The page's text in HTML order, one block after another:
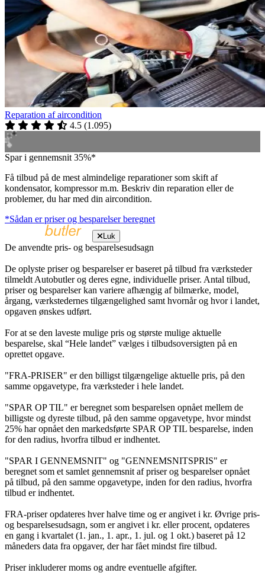
Reparation af aircondition
4.5 (1.095)
Spar i gennemsnit 35%*
Få tilbud på de mest almindelige reparationer som skift af
kondensator, kompressor m.m. Beskriv din reparation eller de
problemer, du har med din aircondition.
*Sådan er priser og besparelser beregnet
Luk
De anvendte pris- og besparelsesudsagn
De oplyste priser og besparelser er baseret på tilbud fra værksteder
tilmeldt Autobutler og deres egne, individuelle priser. Antal tilbud,
priser og besparelser kan variere afhængig af bilmærke, model,
årgang, værkstedernes tilgængelighed samt hvornår og hvor i landet,
opgaven ønskes udført.
For at se den laveste mulige pris og største mulige aktuelle
besparelse, skal “Hele landet” vælges i tilbudsoversigten på en
oprettet opgave.
"FRA-PRISER" er den billigst tilgængelige aktuelle pris, på den
samme opgavetype, fra værksteder i hele landet.
"SPAR OP TIL" er beregnet som besparelsen opnået mellem de
billigste og dyreste tilbud, på den samme opgavetype, hvor mindst
25% har opnået den markedsførte SPAR OP TIL besparelse, inden
for den radius, hvorfra tilbud er indhentet.
"SPAR I GENNEMSNIT" og "GENNEMSNITSPRIS" er
beregnet som et samlet gennemsnit af priser og besparelser opnået
på tilbud, på den samme opgavetype, inden for den radius, hvorfra
tilbud er indhentet.
FRA-priser opdateres hver halve time og er angivet i kr. Øvrige pris-
og besparelsesudsagn, som er angivet i kr. eller procent, opdateres
en gang i kvartalet (1. jan., 1. apr., 1. jul. og 1 okt.) baseret på 12
måneders data fra opgaver, der har fået mindst fire tilbud.
Priser inkluderer moms og andre eventuelle afgifter.